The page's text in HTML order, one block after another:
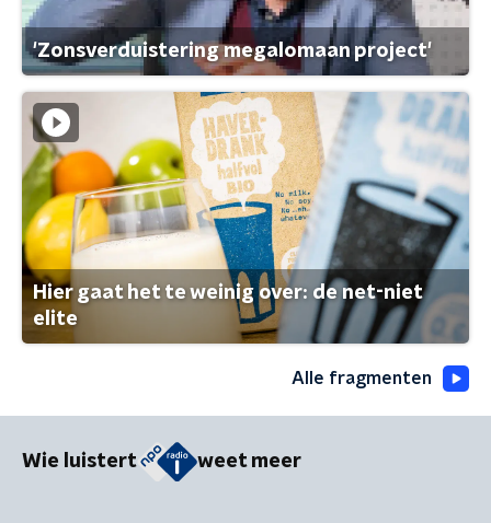
'Zonsverduistering megalomaan project'
Hier gaat het te weinig over: de net-niet
elite
Alle fragmenten
Wie luistert weet meer